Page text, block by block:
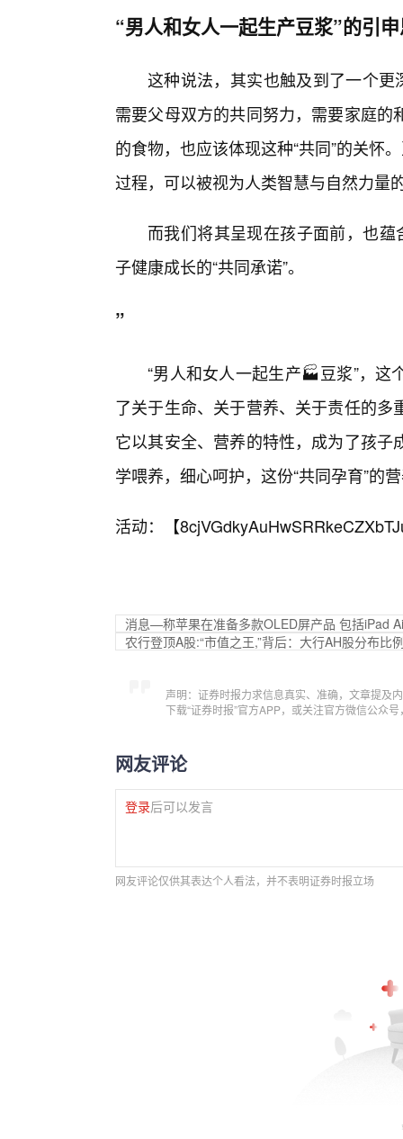
“男人和女人一起生产豆浆”的引
这种说法，其实也触及到了一个更
需要父母双方的共同努力，需要家庭
的食物，也应该体现这种“共同”的关怀
过程，可以被视为人类智慧与自然力量
而我们将其呈现在孩子面前，也
子健康成长的“共同承诺”。
”
“男人和女人一起生产🏭豆浆”，
了关于生命、关于营养、关于责任的
它以其安全、营养的特性，成为了孩
学喂养，细心呵护，这份“共同孕育”的
活动：【
消息—称苹果在准备多款OLED屏产品 包括iPad
农行登顶A股:“市值之王,”背后：大行AH股分布比
声明：证券时报力求信息真实、准确，文章提及
下载“证券时报”官方APP，或关注官方微信公众
网友评论
登录后可以发言
网友评论仅供其表达个人看法，并不表明证券时报立场